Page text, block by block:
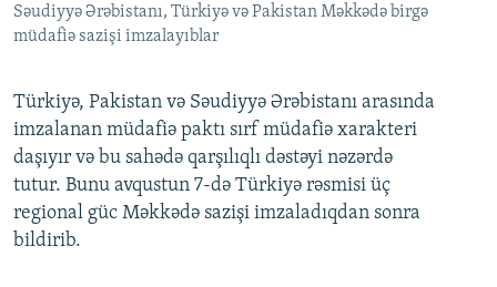
Səudiyyə Ərəbistanı, Türkiyə və Pakistan Məkkədə birgə
müdafiə sazişi imzalayıblar
Türkiyə, Pakistan və Səudiyyə Ərəbistanı arasında
imzalanan müdafiə paktı sırf müdafiə xarakteri
daşıyır və bu sahədə qarşılıqlı dəstəyi nəzərdə
tutur. Bunu avqustun 7-də Türkiyə rəsmisi üç
regional güc Məkkədə sazişi imzaladıqdan sonra
bildirib.